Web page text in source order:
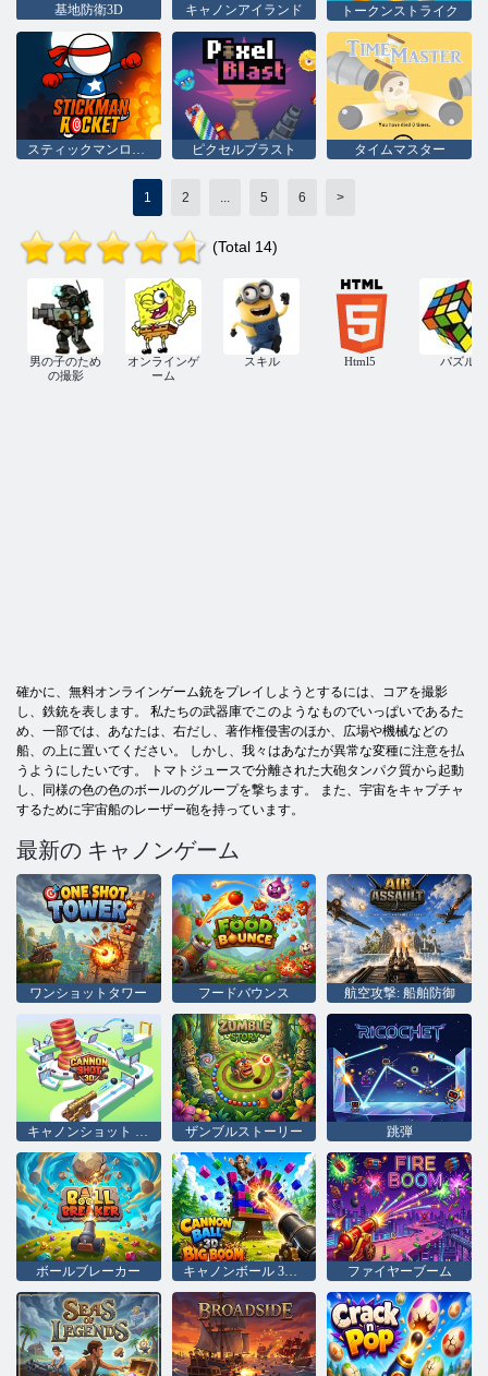
基地防衛3D キャノンアイランド トークンストライク
スティックマンロケット ピクセルブラスト タイムマスター
1 2 ... 5 6 >
(Total 14)
男の子のため
の撮影
オンラインゲ
ーム
スキル Html5 パズル
確かに、無料オンラインゲーム銃をプレイしようとするには、コアを撮影
し、鉄銃を表します。 私たちの武器庫でこのようなものでいっぱいであるた
め、一部では、あなたは、右だし、著作権侵害のほか、広場や機械などの
船、の上に置いてください。 しかし、我々はあなたが異常な変種に注意を払
うようにしたいです。 トマトジュースで分離された大砲タンパク質から起動
し、同様の色の色のボールのグループを撃ちます。 また、宇宙をキャプチャ
するために宇宙船のレーザー砲を持っています。
最新の キャノンゲーム
ワンショットタワー フードバウンス 航空攻撃: 船舶防御
キャノンショット 3D ザンブルストーリー 跳弾
ボールブレーカー キャノンボール 3D ビッグブーム ファイヤーブーム